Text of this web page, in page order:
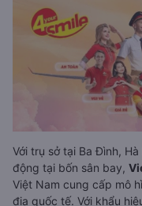
Với trụ sở tại Ba Đình,
động tại bốn sân bay,
Việt Nam cung cấp mô
địa quốc tế. Với khẩu